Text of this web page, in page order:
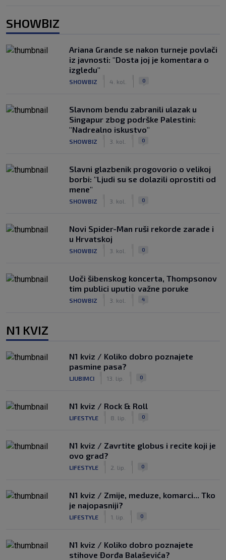
SHOWBIZ
Ariana Grande se nakon turneje povlači
iz javnosti: "Dosta joj je komentara o
izgledu"
SHOWBIZ 4. kol. 0
Slavnom bendu zabranili ulazak u
Singapur zbog podrške Palestini:
"Nadrealno iskustvo"
SHOWBIZ 3. kol. 0
Slavni glazbenik progovorio o velikoj
borbi: "Ljudi su se dolazili oprostiti od
mene"
SHOWBIZ 3. kol. 0
Novi Spider-Man ruši rekorde zarade i
u Hrvatskoj
SHOWBIZ 3. kol. 0
Uoči šibenskog koncerta, Thompsonov
tim publici uputio važne poruke
SHOWBIZ 3. kol. 4
N1 KVIZ
N1 kviz / Koliko dobro poznajete
pasmine pasa?
LJUBIMCI 13. lip. 0
N1 kviz / Rock & Roll
LIFESTYLE 8. lip. 0
N1 kviz / Zavrtite globus i recite koji je
ovo grad?
LIFESTYLE 2. lip. 0
N1 kviz / Zmije, meduze, komarci... Tko
je najopasniji?
LIFESTYLE 1. lip. 0
N1 kviz / Koliko dobro poznajete
stihove Đorđa Balaševića?